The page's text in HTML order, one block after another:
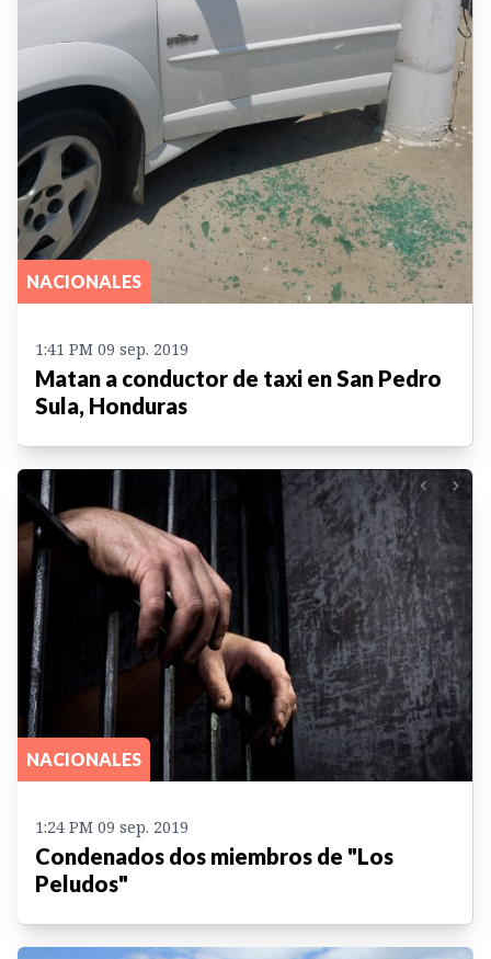
NACIONALES
1:41 PM 09 sep. 2019
Matan a conductor de taxi en San Pedro
Sula, Honduras
NACIONALES
1:24 PM 09 sep. 2019
Condenados dos miembros de "Los
Peludos"